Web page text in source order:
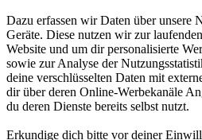
Dazu erfassen wir Daten über unsere
Geräte. Diese nutzen wir zur
Website und um dir personalisierte
sowie zur Analyse der
deine verschlüsselten Daten mit
dir über deren Online-Werbekanäle
du deren Dienste bereits selbst nutzt.
Erkundige dich bitte vor deiner